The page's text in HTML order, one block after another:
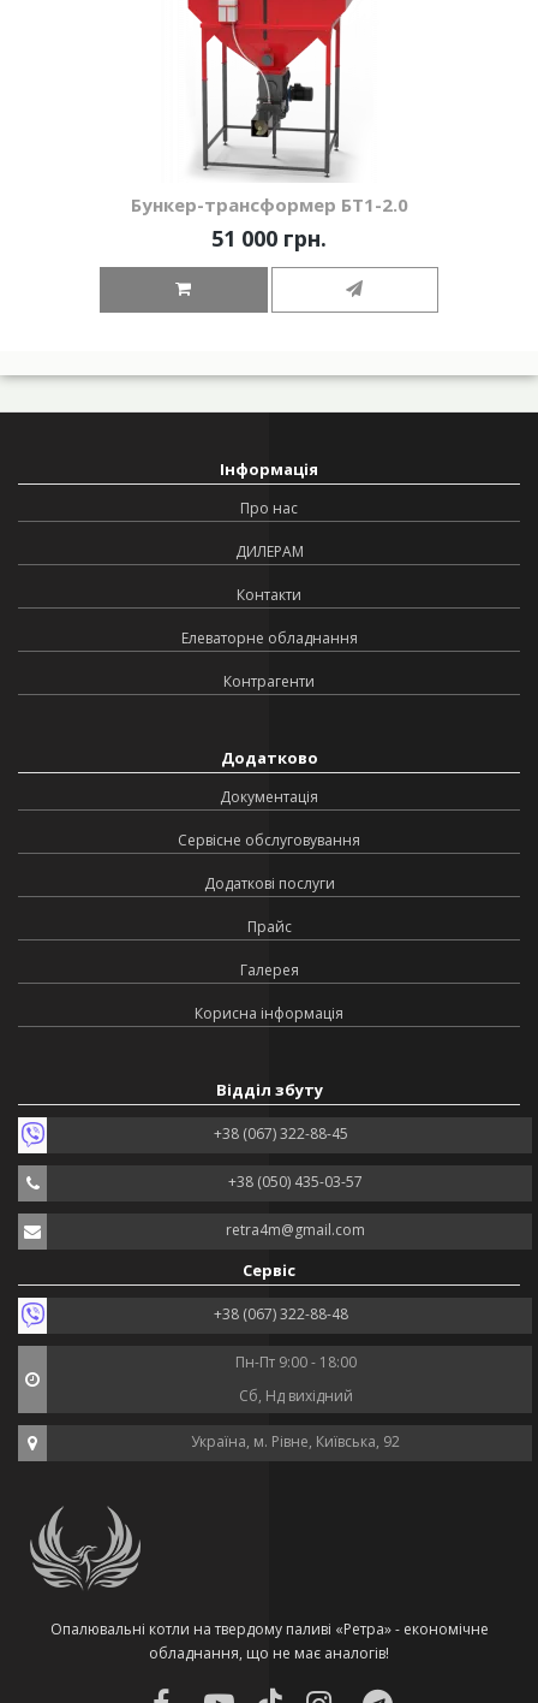
Бункер-трансформер БТ1-2.0
51 000 грн.
Інформація
Про нас
ДИЛЕРАМ
Контакти
Елеваторне обладнання
Контрагенти
Додатково
Документація
Сервісне обслуговування
Додаткові послуги
Прайс
Галерея
Корисна інформація
Відділ збуту
+38 (067) 322-88-45
+38 (050) 435-03-57
retra4m@gmail.com
Сервіс
+38 (067) 322-88-48
Пн-Пт 9:00 - 18:00
Сб, Нд вихідний
Україна, м. Рівне, Київська, 92
Опалювальні котли на твердому паливі «Ретра» - економічне
обладнання, що не має аналогів!